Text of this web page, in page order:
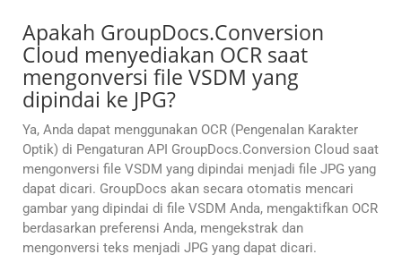
Apakah GroupDocs.Conversion
Cloud menyediakan OCR saat
mengonversi file VSDM yang
dipindai ke JPG?
Ya, Anda dapat menggunakan OCR (Pengenalan Karakter
Optik) di Pengaturan API GroupDocs.Conversion Cloud saat
mengonversi file VSDM yang dipindai menjadi file JPG yang
dapat dicari. GroupDocs akan secara otomatis mencari
gambar yang dipindai di file VSDM Anda, mengaktifkan OCR
berdasarkan preferensi Anda, mengekstrak dan
mengonversi teks menjadi JPG yang dapat dicari.